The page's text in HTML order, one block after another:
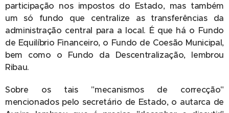
participação nos impostos do Estado, mas também
um só fundo que centralize as transferências da
administração central para a local. É que há o Fundo
de Equilíbrio Financeiro, o Fundo de Coesão Municipal,
bem como o Fundo da Descentralização, lembrou
Ribau.
Sobre os tais "mecanismos de correcção"
mencionados pelo secretário de Estado, o autarca de